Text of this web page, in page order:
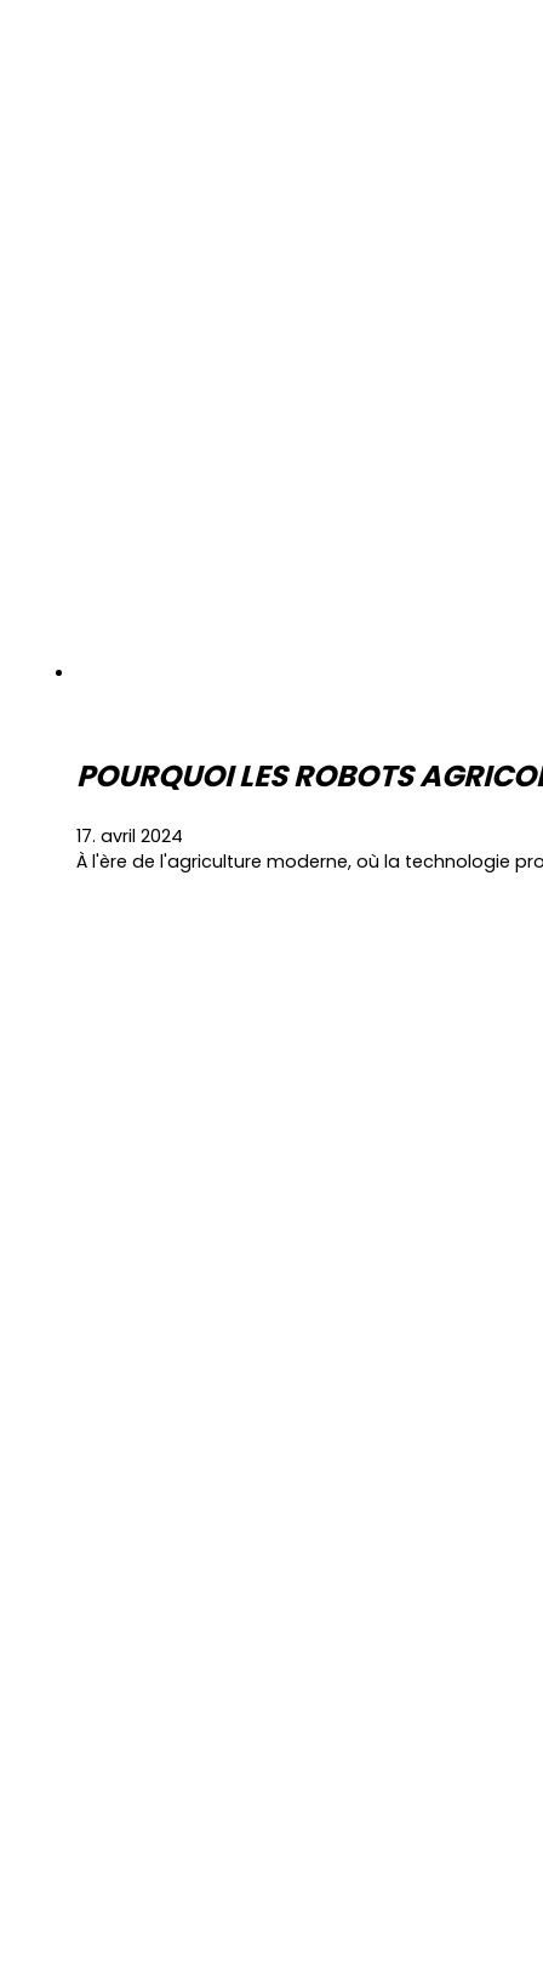
POURQUOI LES ROBOTS
17. avril 2024
À l'ère de l'agriculture moderne, où la technologie